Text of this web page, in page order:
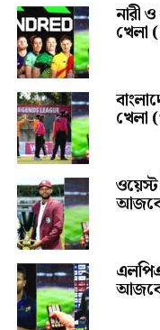
নারী
খেলা